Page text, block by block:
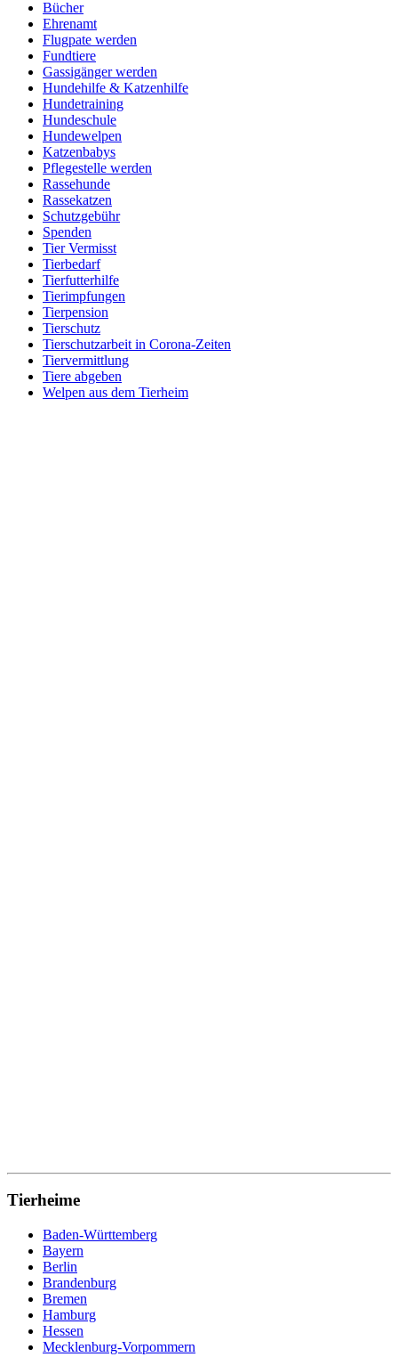
Bücher
Ehrenamt
Flugpate werden
Fundtiere
Gassigänger werden
Hundehilfe & Katzenhilfe
Hundetraining
Hundeschule
Hundewelpen
Katzenbabys
Pflegestelle werden
Rassehunde
Rassekatzen
Schutzgebühr
Spenden
Tier Vermisst
Tierbedarf
Tierfutterhilfe
Tierimpfungen
Tierpension
Tierschutz
Tierschutzarbeit in Corona-Zeiten
Tiervermittlung
Tiere abgeben
Welpen aus dem Tierheim
Tierheime
Baden-Württemberg
Bayern
Berlin
Brandenburg
Bremen
Hamburg
Hessen
Mecklenburg-Vorpommern